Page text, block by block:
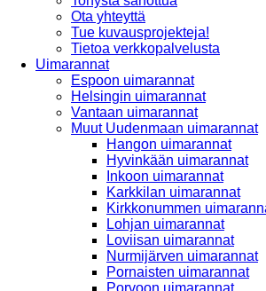
Ota yhteyttä
Tue kuvausprojekteja!
Tietoa verkkopalvelusta
Uimarannat
Espoon uimarannat
Helsingin uimarannat
Vantaan uimarannat
Muut Uudenmaan uimarannat
Hangon uimarannat
Hyvinkään uimarannat
Inkoon uimarannat
Karkkilan uimarannat
Kirkkonummen
Lohjan uimarannat
Loviisan uimarannat
Nurmijärven uimarannat
Pornaisten uimarannat
Porvoon uimarannat